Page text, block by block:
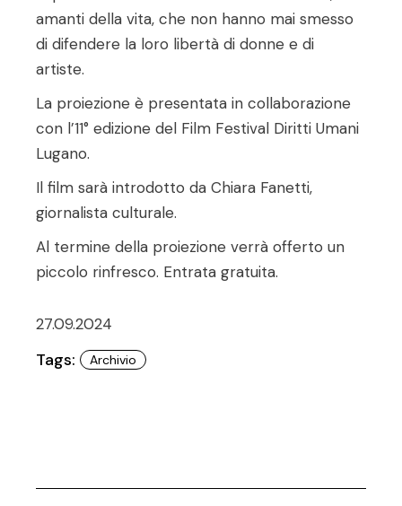
amanti della vita, che non hanno mai smesso
di difendere la loro libertà di donne e di
artiste.
La proiezione è presentata in collaborazione
con l’11° edizione del Film Festival Diritti Umani
Lugano.
Il film sarà introdotto da Chiara Fanetti,
giornalista culturale.
Al termine della proiezione verrà offerto un
piccolo rinfresco. Entrata gratuita.
27.09.2024
Tags: Archivio